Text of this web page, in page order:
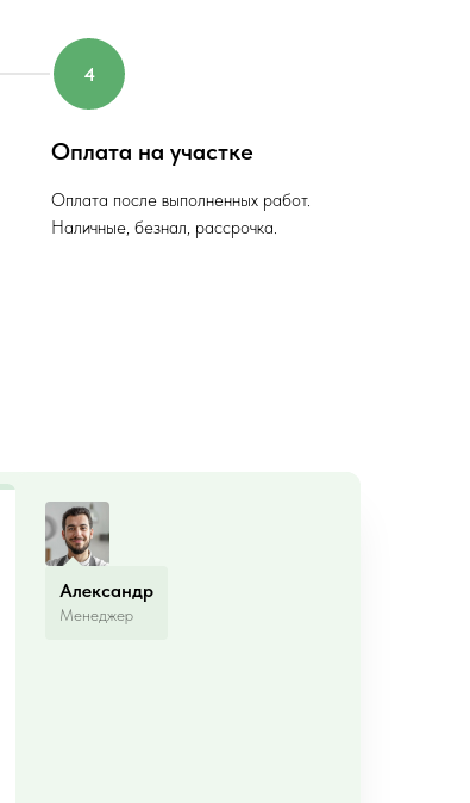
Оплата на участке
Оплата после выполненных работ.
Наличные, безнал, рассрочка.
Александр
Менеджер